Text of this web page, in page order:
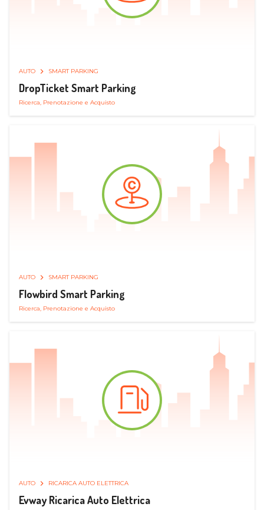
AUTO SMART PARKING
DropTicket Smart Parking
Ricerca, Prenotazione e Acquisto
AUTO SMART PARKING
Flowbird Smart Parking
Ricerca, Prenotazione e Acquisto
AUTO RICARICA AUTO ELETTRICA
Evway Ricarica Auto Elettrica